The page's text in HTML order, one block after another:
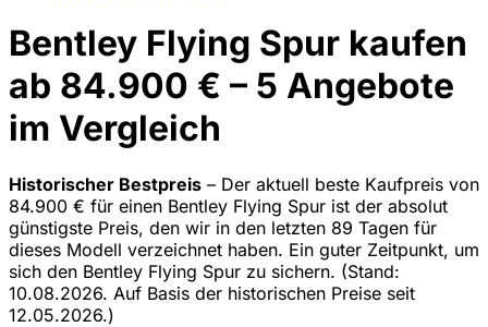
Bentley Flying Spur kaufen
ab 84.900 € – 5 Angebote
im Vergleich
Historischer Bestpreis – Der aktuell beste Kaufpreis von
84.900 € für einen Bentley Flying Spur ist der absolut
günstigste Preis, den wir in den letzten 89 Tagen für
dieses Modell verzeichnet haben. Ein guter Zeitpunkt, um
sich den Bentley Flying Spur zu sichern. (Stand:
10.08.2026. Auf Basis der historischen Preise seit
12.05.2026.)